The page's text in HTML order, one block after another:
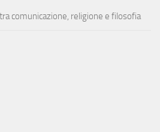
comunicazione, religione e filosofia